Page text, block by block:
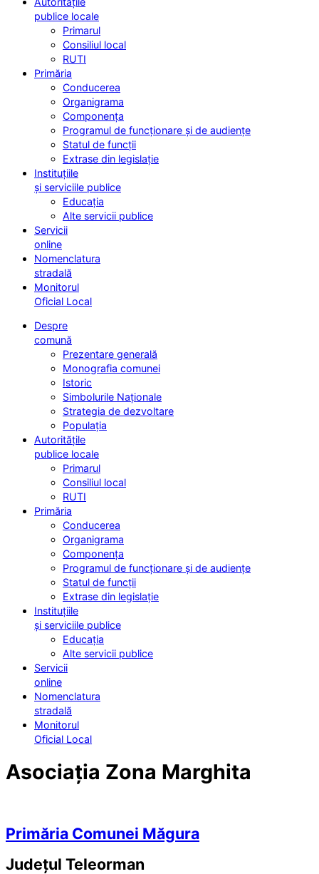
publice locale
Primarul
Consiliul local
RUTI
Primăria
Conducerea
Organigrama
Componența
Programul de funcționare și de audiențe
Statul de funcții
Extrase din legislație
Instituțiile
și serviciile publice
Educația
Alte servicii publice
Servicii
online
Nomenclatura
stradală
Monitorul
Oficial Local
Despre
comună
Prezentare generală
Monografia comunei
Istoric
Simbolurile Naționale
Strategia de dezvoltare
Populația
Autoritățile
publice locale
Primarul
Consiliul local
RUTI
Primăria
Conducerea
Organigrama
Componența
Programul de funcționare și de audiențe
Statul de funcții
Extrase din legislație
Instituțiile
și serviciile publice
Educația
Alte servicii publice
Servicii
online
Nomenclatura
stradală
Monitorul
Oficial Local
Asociația Zona Marghita
Primăria Comunei Măgura
Județul Teleorman